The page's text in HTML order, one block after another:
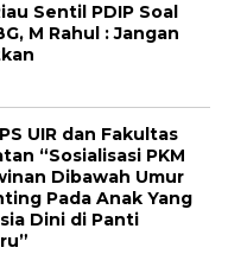
Sentil PDIP Soal
M Rahul : Jangan
UIR dan Fakultas
“Sosialisasi PKM
Dibawah Umur
Pada Anak Yang
Dini di Panti